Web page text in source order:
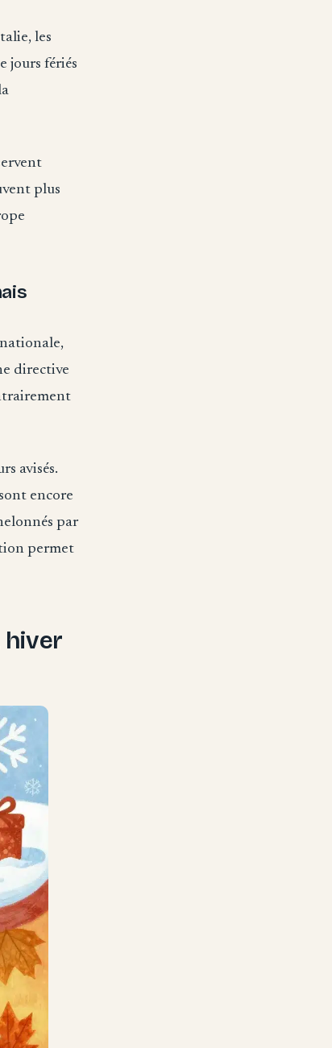
les
jours fériés
plus
directive
avisés.
encore
par
permet
hiver